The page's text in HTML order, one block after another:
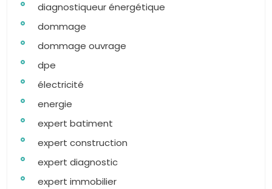
diagnostiqueur énergétique
dommage
dommage ouvrage
dpe
électricité
energie
expert batiment
expert construction
expert diagnostic
expert immobilier